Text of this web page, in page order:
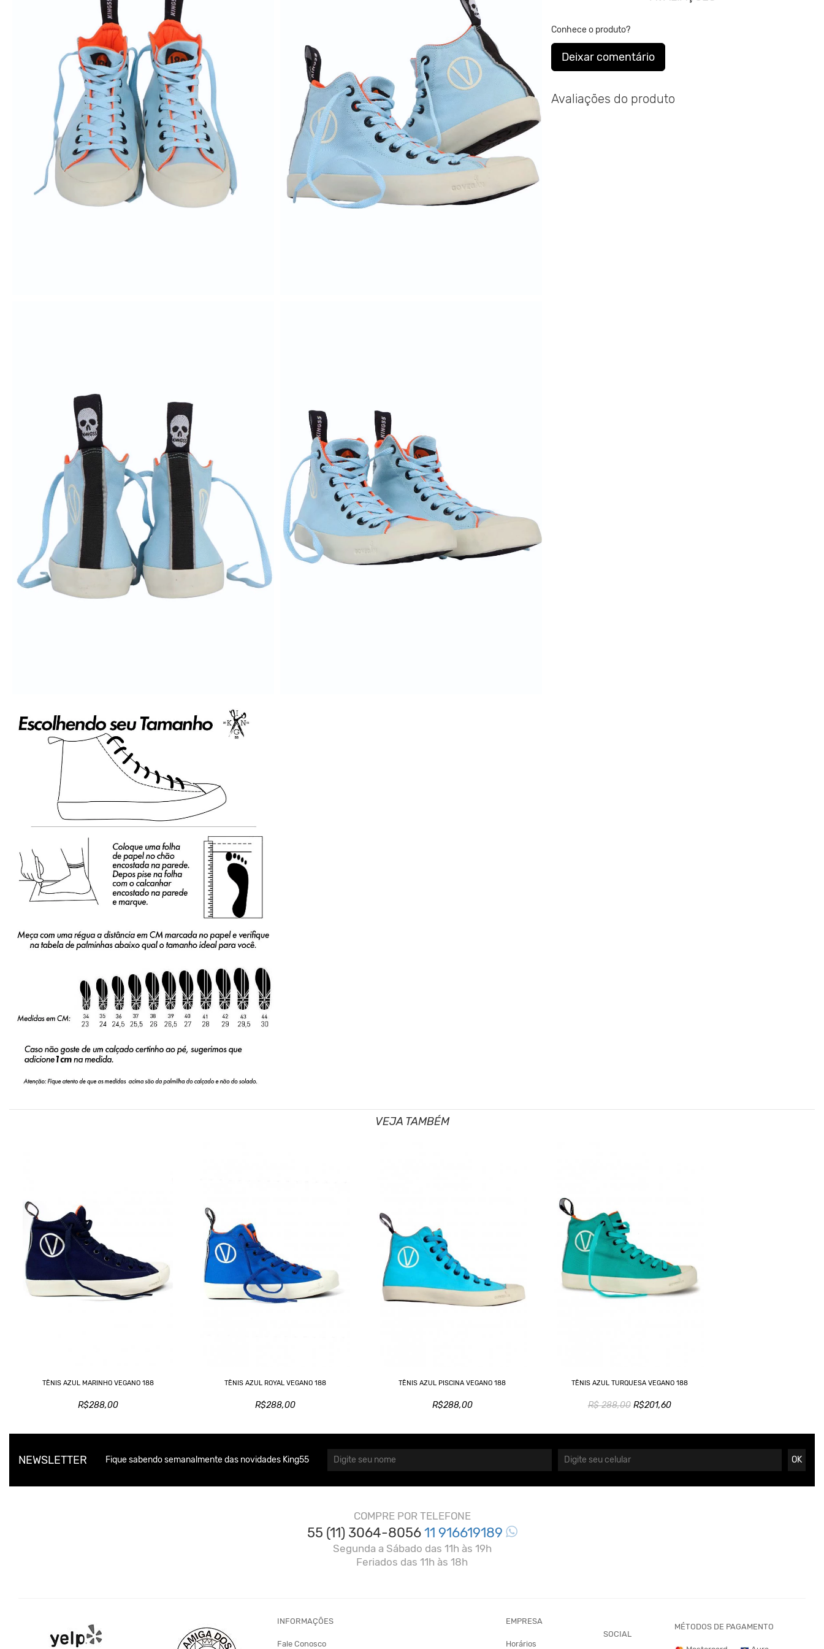
Veja abaixo tabela de tamanhos comparados a numerçao europeia.
Conhece o produto?
Deixar comentário
Avaliações do produto
VEJA TAMBÉM
TÊNIS AZUL MARINHO VEGANO 188
R$288,00
TÊNIS AZUL ROYAL VEGANO 188
R$288,00
TÊNIS AZUL PISCINA VEGANO 188
R$288,00
TÊNIS AZUL TURQUESA VEGANO 188
R$ 288,00R$201,60
NEWSLETTER Fique sabendo semanalmente das novidades King55 OK
COMPRE POR TELEFONE
55 (11) 3064-805611 916619189
Segunda a Sábado das 11h às 19h
Feriados das 11h às 18h
INFORMAÇÕES
Fale Conosco
EMPRESA
Horários
SOCIAL
MÉTODOS DE PAGAMENTO